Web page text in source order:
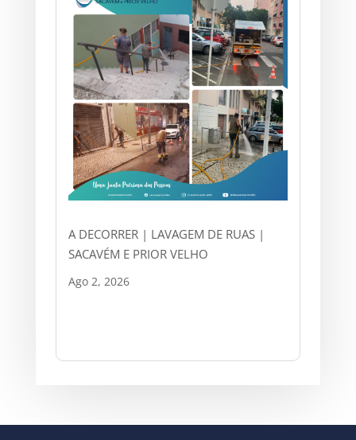
A DECORRER | LAVAGEM DE RUAS |
SACAVÉM E PRIOR VELHO
Ago 2, 2026